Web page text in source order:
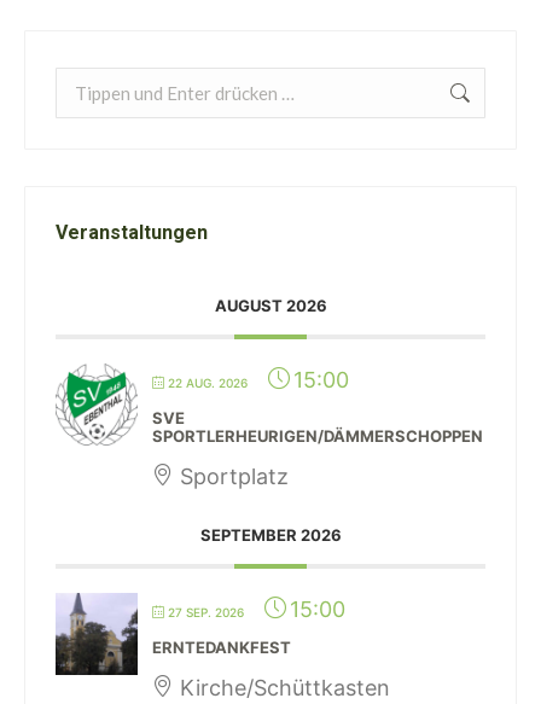
Search:
Veranstaltungen
AUGUST 2026
22 AUG. 2026 15:00
SVE
SPORTLERHEURIGEN/DÄMMERSCHOPPEN
Sportplatz
SEPTEMBER 2026
27 SEP. 2026 15:00
ERNTEDANKFEST
Kirche/Schüttkasten